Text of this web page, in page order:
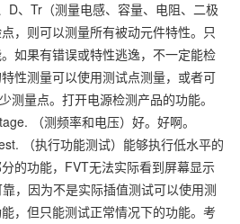
D、Tr（测量电感、容量、电阻、二极
，则可以测量所有被动元件特性。只
如果有错误或特性逃逸，不一定能检
性测量可以使用测试点测量，或者可
测量点。打开电源检测产品的功能。
（测频率和电压）好。好啊。
（执行功能测试）能够执行低水平的
的功能，FVT无法实际看到屏幕显示
，因为不是实际插值测试可以使用测
，但只能测试正常情况下的功能。考